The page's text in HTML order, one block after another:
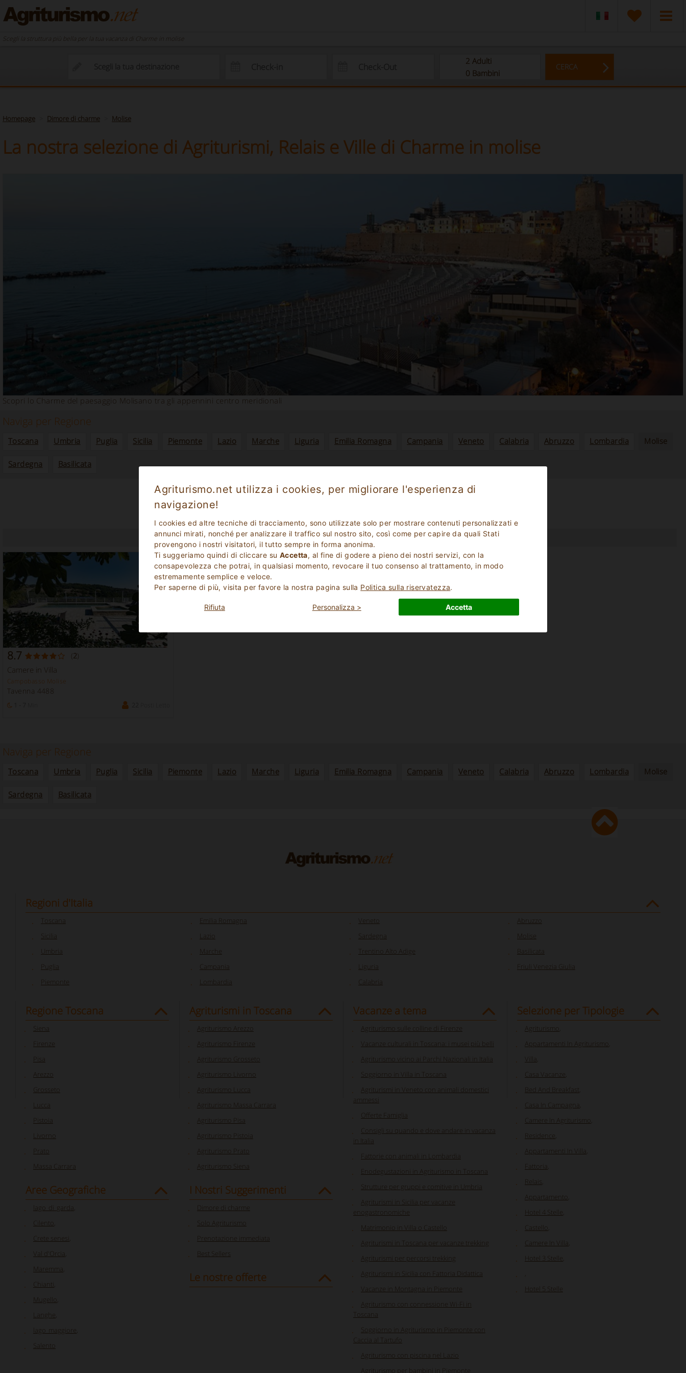
Agriturismo.net utilizza i cookies, per migliorare l'esperienza di
navigazione!
I cookies ed altre tecniche di tracciamento, sono utilizzate solo per mostrare contenuti personalizzati e
annunci mirati, nonché per analizzare il traffico sul nostro sito, così come per capire da quali Stati
provengono i nostri visitatori, il tutto sempre in forma anonima.
Ti suggeriamo quindi di cliccare su Accetta, al fine di godere a pieno dei nostri servizi, con la
consapevolezza che potrai, in qualsiasi momento, revocare il tuo consenso al trattamento, in modo
estremamente semplice e veloce.
Per saperne di più, visita per favore la nostra pagina sulla Politica sulla riservatezza.
Rifiuta Personalizza > Accetta
Scegli la struttura più bella per la tua vacanza di Charme in molise
2 Adulti
0 Bambini
CERCA
Homepage Dimore di charme Molise
La nostra selezione di Agriturismi, Relais e Ville di Charme in molise
Scopri lo Charme del paesaggio Molisano tra gli appennini centro meridionali
Naviga per Regione
Toscana Umbria Puglia Sicilia Piemonte Lazio Marche Liguria Emilia Romagna Campania Veneto Calabria Abruzzo Lombardia Molise
Sardegna Basilicata
Molise
8.7 (2)
Camere in Villa
Campobasso Molise
Tavenna 4488
Naviga per Regione
Toscana Umbria Puglia Sicilia Piemonte Lazio Marche Liguria Emilia Romagna Campania Veneto Calabria Abruzzo Lombardia Molise
Sardegna Basilicata
Regioni d'Italia
Toscana
Sicilia
Umbria
Puglia
Piemonte
Emilia Romagna
Lazio
Marche
Campania
Lombardia
Veneto
Sardegna
Trentino Alto Adige
Liguria
Calabria
Abruzzo
Molise
Basilicata
Friuli Venezia Giulia
Regione Toscana
Siena
Firenze
Pisa
Arezzo
Grosseto
Lucca
Pistoia
Livorno
Prato
Massa Carrara
Aree Geografiche
lago_di_garda
Cilento
Crete senesi
Val d'Orcia
Maremma
Chianti
Mugello
Langhe
lago_maggiore
Salento
Agriturismi in Toscana
Agriturismo Arezzo
Agriturismo Firenze
Agriturismo Grosseto
Agriturismo Livorno
Agriturismo Lucca
Agriturismo Massa Carrara
Agriturismo Pisa
Agriturismo Pistoia
Agriturismo Prato
Agriturismo Siena
I Nostri Suggerimenti
Dimore di charme
Solo Agriturismo
Prenotazione immediata
Best Sellers
Le nostre offerte
Vacanze a tema
Agriturismo sulle colline di Firenze
Vacanze culturali in Toscana: i musei più belli
Agriturismo vicino ai Parchi Nazionali in Italia
Soggiorno in Villa in Toscana
Agriturismi in Veneto con animali domestici
ammessi
Offerte Famiglia
Consigli su quando e dove andare in vacanza
in Italia
Fattorie con animali in Lombardia
Enodegustazioni in Agriturismo in Toscana
Strutture per gruppi e comitive in Umbria
Agriturismi in Sicilia per vacanze
enogastronomiche
Matrimonio in Villa o Castello
Agriturismi in Toscana per vacanze trekking
Agriturismi per percorsi trekking
Agriturismi in Sicilia con Fattoria Didattica
Vacanze in Montagna in Piemonte
Agriturismo con connessione Wi-Fi in
Toscana
Soggiorno in Agriturismo in Piemonte con
Caccia al Tartufo
Agriturismo con piscina nel Lazio
Agriturismo per bambini in Piemonte
Selezione per Tipologie
Agriturismo
Appartamenti In Agriturismo
Villa
Casa Vacanze
Bed And Breakfast
Casa In Campagna
Camere In Agriturismo
Residence
Appartamenti In Villa
Fattoria
Relais
Appartamento
Hotel 4 Stelle
Castello
Camere In Villa
Hotel 3 Stelle
Hotel 5 Stelle